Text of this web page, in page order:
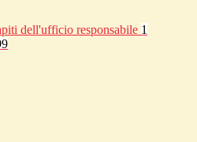
dell'ufficio responsabile 1